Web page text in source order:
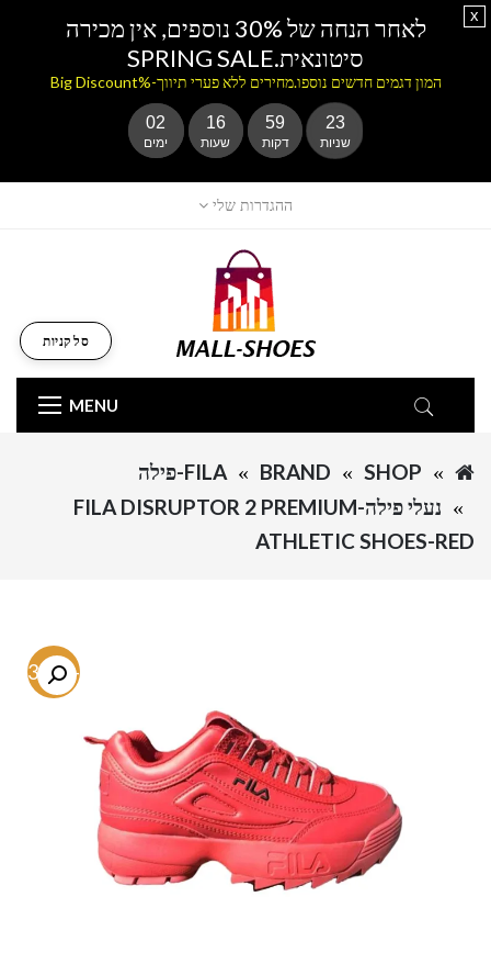
ההגדרות שלי
MENU
סל קניות
SHOP
BRAND
FILA-פילה
נעלי פילה-FILA DISRUPTOR 2 PREMIUM
ATHLETIC SHOES-RED
-43.7%
לאחר הנחה של 30% נוספים, אין מכירה
סיטונאית.SPRING SALE
המון דגמים חדשים נוספו.מחירים ללא פערי תיווך-%Big Discount
02
ימים
16
שעות
59
דקות
23
שניות
x